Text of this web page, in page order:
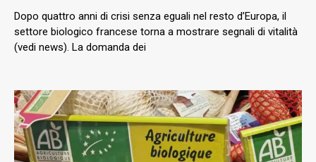
Dopo quattro anni di crisi senza eguali nel resto d’Europa, il
settore biologico francese torna a mostrare segnali di vitalità
(vedi news). La domanda dei